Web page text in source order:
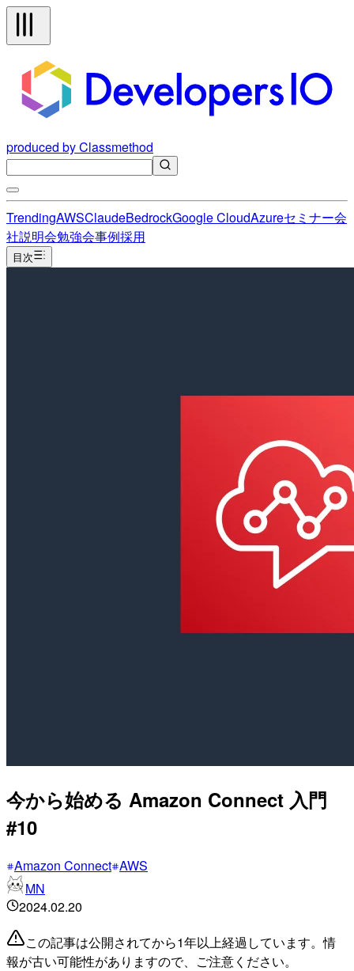
produced by Classmethod
TrendingAWSClaudeBedrockGoogle CloudAzureセミナー会
社説明会勉強会事例採用
目次
今から始める Amazon Connect 入門
#10
Amazon Connect AWS
MN
2024.02.20
この記事は公開されてから1年以上経過しています。情
報が古い可能性がありますので、ご注意ください。